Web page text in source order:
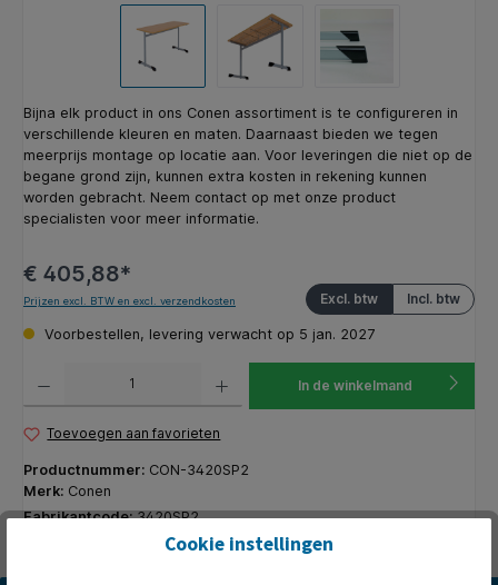
Bijna elk product in ons Conen assortiment is te configureren in
verschillende kleuren en maten. Daarnaast bieden we tegen
meerprijs montage op locatie aan. Voor leveringen die niet op de
begane grond zijn, kunnen extra kosten in rekening kunnen
worden gebracht. Neem contact op met onze product
specialisten voor meer informatie.
€ 405,88*
Incl. btw
Excl. btw
Prijzen excl. BTW en excl. verzendkosten
Voorbestellen, levering verwacht op 5 jan. 2027
In de winkelmand
Toevoegen aan favorieten
Productnummer: CON-3420SP2
Merk: Conen
Fabrikantcode:3420SP2
Cookie instellingen